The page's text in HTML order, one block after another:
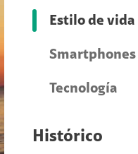
Estilo de vida
Smartphones
Tecnología
Histórico